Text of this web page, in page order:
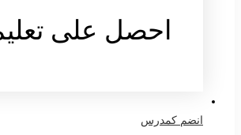
احصل على
انضم كمدرس